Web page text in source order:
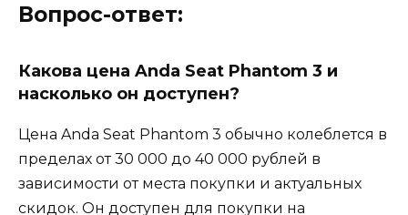
Вопрос-ответ:
Какова цена Anda Seat Phantom 3 и
насколько он доступен?
Цена Anda Seat Phantom 3 обычно колеблется в
пределах от 30 000 до 40 000 рублей в
зависимости от места покупки и актуальных
скидок. Он доступен для покупки на